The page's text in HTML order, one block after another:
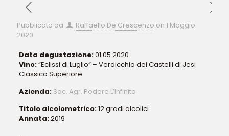
Pubblicato da Raffaello De Crescenzo on 1 Maggio
2020
Data degustazione:01.05.2020
Vino:“Eclissi di Luglio” – Verdicchio dei Castelli di Jesi
Classico Superiore
Azienda: Soc. Agr. Podere L’Infinito
Titolo alcolometrico:12 gradi alcolici
Annata:2019